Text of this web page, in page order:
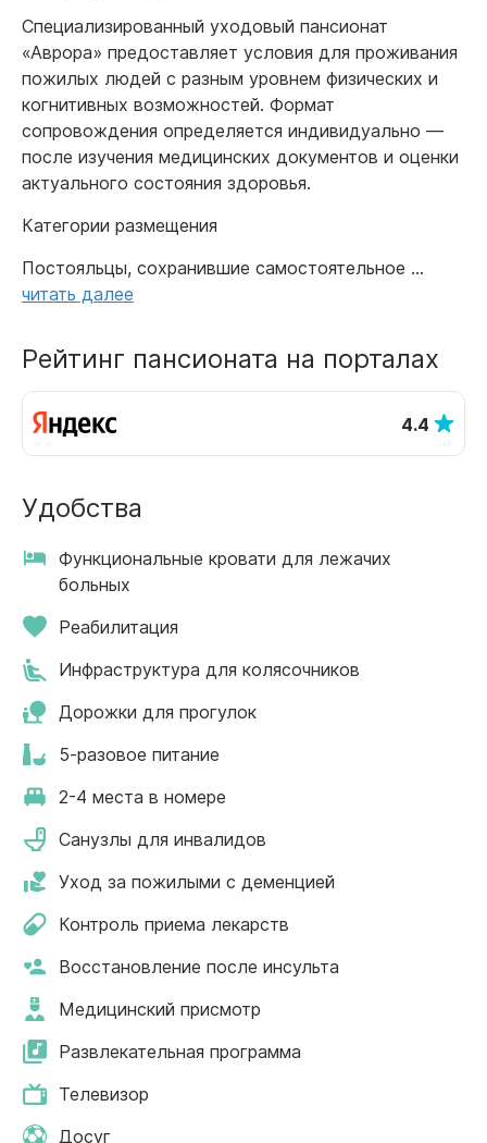
Специализированный уходовый пансионат
«Аврора» предоставляет условия для проживания
пожилых людей с разным уровнем физических и
когнитивных возможностей. Формат
сопровождения определяется индивидуально —
после изучения медицинских документов и оценки
актуального состояния здоровья.
Категории размещения
Постояльцы, сохранившие самостоятельное ...
читать далее
Рейтинг пансионата на порталах
4.4
Удобства
Функциональные кровати для лежачих
больных
Реабилитация
Инфраструктура для колясочников
Дорожки для прогулок
5-разовое питание
2-4 места в номере
Санузлы для инвалидов
Уход за пожилыми с деменцией
Контроль приема лекарств
Восстановление после инсульта
Медицинский присмотр
Развлекательная программа
Телевизор
Досуг